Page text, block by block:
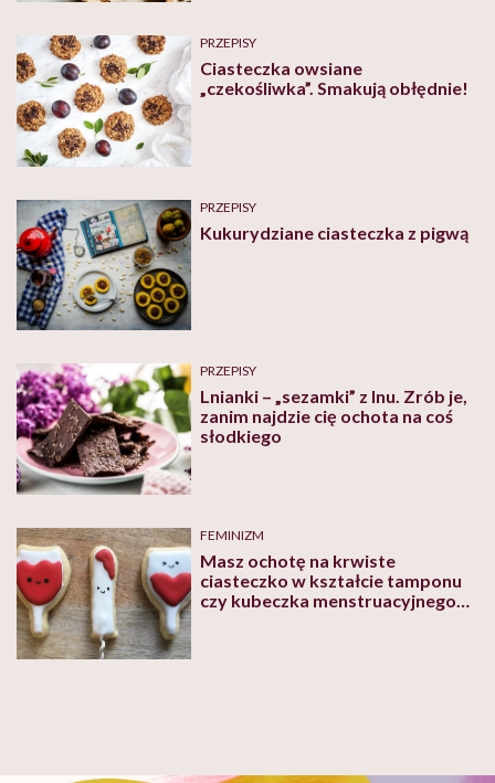
PRZEPISY
Ciasteczka owsiane
„czekośliwka”. Smakują obłędnie!
PRZEPISY
Kukurydziane ciasteczka z pigwą
PRZEPISY
Lnianki – „sezamki” z lnu. Zrób je,
zanim najdzie cię ochota na coś
słodkiego
FEMINIZM
Masz ochotę na krwiste
ciasteczko w kształcie tamponu
czy kubeczka menstruacyjnego?